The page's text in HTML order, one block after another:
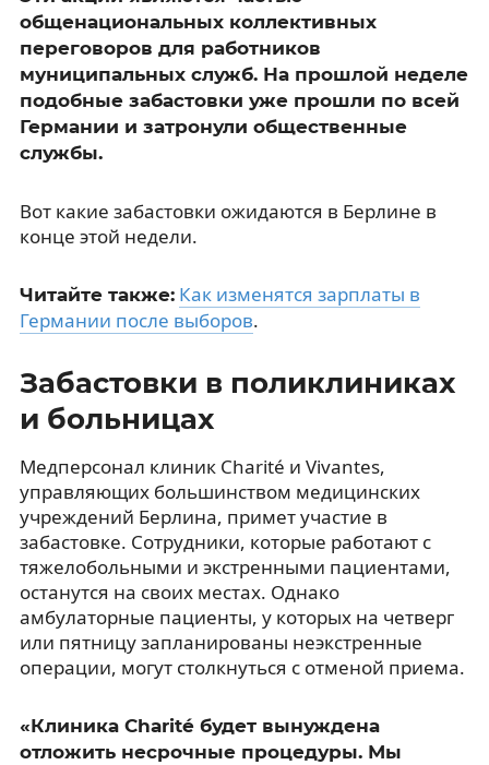
общенациональных коллективных
переговоров для работников
муниципальных служб. На прошлой неделе
подобные забастовки уже прошли по всей
Германии и затронули общественные
службы.
Вот какие забастовки ожидаются в Берлине в
конце этой недели.
Читайте также: Как изменятся зарплаты в
Германии после выборов.
Забастовки в поликлиниках
и больницах
Медперсонал клиник Charité и Vivantes,
управляющих большинством медицинских
учреждений Берлина, примет участие в
забастовке. Сотрудники, которые работают с
тяжелобольными и экстренными пациентами,
останутся на своих местах. Однако
амбулаторные пациенты, у которых на четверг
или пятницу запланированы неэкстренные
операции, могут столкнуться с отменой приема.
«Клиника Charité будет вынуждена
отложить несрочные процедуры. Мы